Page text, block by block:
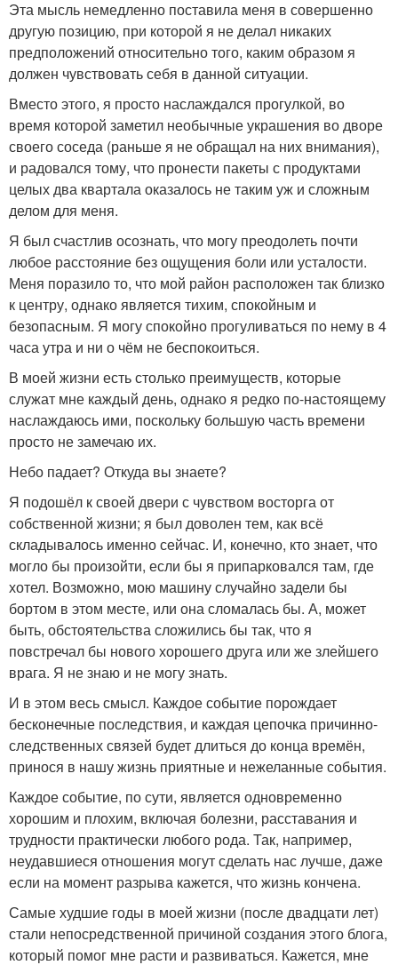
Эта мысль немедленно поставила меня в совершенно
другую позицию, при которой я не делал никаких
предположений относительно того, каким образом я
должен чувствовать себя в данной ситуации.
Вместо этого, я просто наслаждался прогулкой, во
время которой заметил необычные украшения во дворе
своего соседа (раньше я не обращал на них внимания),
и радовался тому, что пронести пакеты с продуктами
целых два квартала оказалось не таким уж и сложным
делом для меня.
Я был счастлив осознать, что могу преодолеть почти
любое расстояние без ощущения боли или усталости.
Меня поразило то, что мой район расположен так близко
к центру, однако является тихим, спокойным и
безопасным. Я могу спокойно прогуливаться по нему в 4
часа утра и ни о чём не беспокоиться.
В моей жизни есть столько преимуществ, которые
служат мне каждый день, однако я редко по-настоящему
наслаждаюсь ими, поскольку большую часть времени
просто не замечаю их.
Небо падает? Откуда вы знаете?
Я подошёл к своей двери с чувством восторга от
собственной жизни; я был доволен тем, как всё
складывалось именно сейчас. И, конечно, кто знает, что
могло бы произойти, если бы я припарковался там, где
хотел. Возможно, мою машину случайно задели бы
бортом в этом месте, или она сломалась бы. А, может
быть, обстоятельства сложились бы так, что я
повстречал бы нового хорошего друга или же злейшего
врага. Я не знаю и не могу знать.
И в этом весь смысл. Каждое событие порождает
бесконечные последствия, и каждая цепочка причинно-
следственных связей будет длиться до конца времён,
принося в нашу жизнь приятные и нежеланные события.
Каждое событие, по сути, является одновременно
хорошим и плохим, включая болезни, расставания и
трудности практически любого рода. Так, например,
неудавшиеся отношения могут сделать нас лучше, даже
если на момент разрыва кажется, что жизнь кончена.
Самые худшие годы в моей жизни (после двадцати лет)
стали непосредственной причиной создания этого блога,
который помог мне расти и развиваться. Кажется, мне